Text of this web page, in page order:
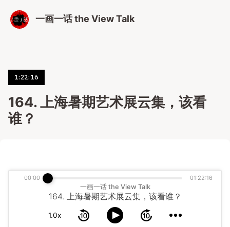
一画一话 the View Talk
1:22:16
164. 上海暑期艺术展云集，该看
谁？
一画一话 the View Talk
164. 上海暑期艺术展云集，该看谁？
1.0x
00:00 01:22:16